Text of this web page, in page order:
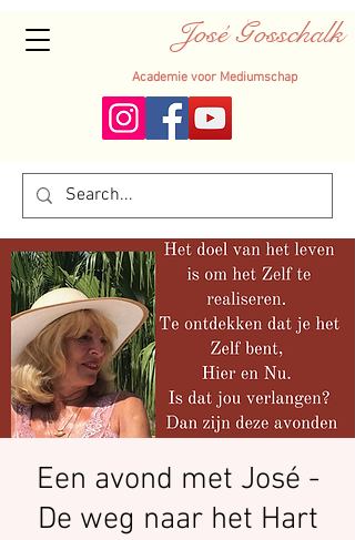
José Gosschalk
Academie voor Mediumschap
Een avond met José -
De weg naar het Hart